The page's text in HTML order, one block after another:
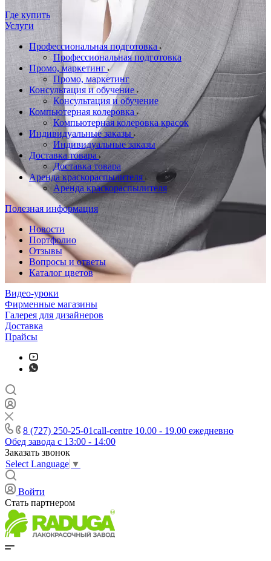
Где купить
Услуги
Профессиональная подготовка
Профессиональная подготовка
Промо, маркетинг
Промо, маркетинг
Консультация и обучение
Консультация и обучение
Компьютерная колеровка
Компьютерная колеровка красок
Индивидуальные заказы
Индивидуальные заказы
Доставка товара
Доставка товара
Аренда краскораспылителя
Аренда краскораспылителя
Полезная информация
Новости
Портфолио
Отзывы
Вопросы и ответы
Каталог цветов
Видео-уроки
Фирменные магазины
Галерея для дизайнеров
Доставка
Прайсы
8 (727) 250-25-01call-centre 10.00 - 19.00 ежедневно
Обед завода с 13:00 - 14:00
Заказать звонок
Select Language ▼
Войти
Стать партнером